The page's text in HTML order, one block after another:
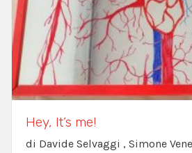
Hey, It’s me!
di Davide Selvaggi , Simone